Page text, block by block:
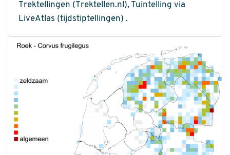
Trektellingen (Trektellen.nl), Tuintelling via
LiveAtlas (tijdstiptellingen) .